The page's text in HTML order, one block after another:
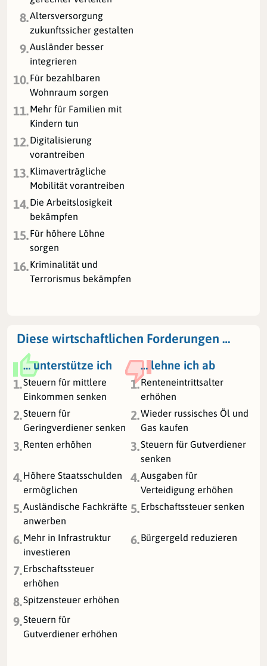
8.Altersversorgung
zukunftssicher gestalten
9.Ausländer besser
integrieren
10.Für bezahlbaren
Wohnraum sorgen
11.Mehr für Familien mit
Kindern tun
12.Digitalisierung
vorantreiben
13.Klimaverträgliche
Mobilität vorantreiben
14.Die Arbeitslosigkeit
bekämpfen
15.Für höhere Löhne
sorgen
16.Kriminalität und
Terrorismus bekämpfen
Diese wirtschaftlichen Forderungen …
… unterstütze ich
… lehne ich ab
1.Steuern für mittlere
Einkommen senken
1.Renteneintrittsalter
erhöhen
2.Steuern für
Geringverdiener senken
2.Wieder russisches Öl und
Gas kaufen
3.Renten erhöhen 3.Steuern für Gutverdiener
senken
4.Höhere Staatsschulden
ermöglichen
4.Ausgaben für
Verteidigung erhöhen
5.Ausländische Fachkräfte
anwerben
5.Erbschaftssteuer senken
6.Mehr in Infrastruktur
investieren
6.Bürgergeld reduzieren
7.Erbschaftssteuer
erhöhen
8.Spitzensteuer erhöhen
9.Steuern für
Gutverdiener erhöhen